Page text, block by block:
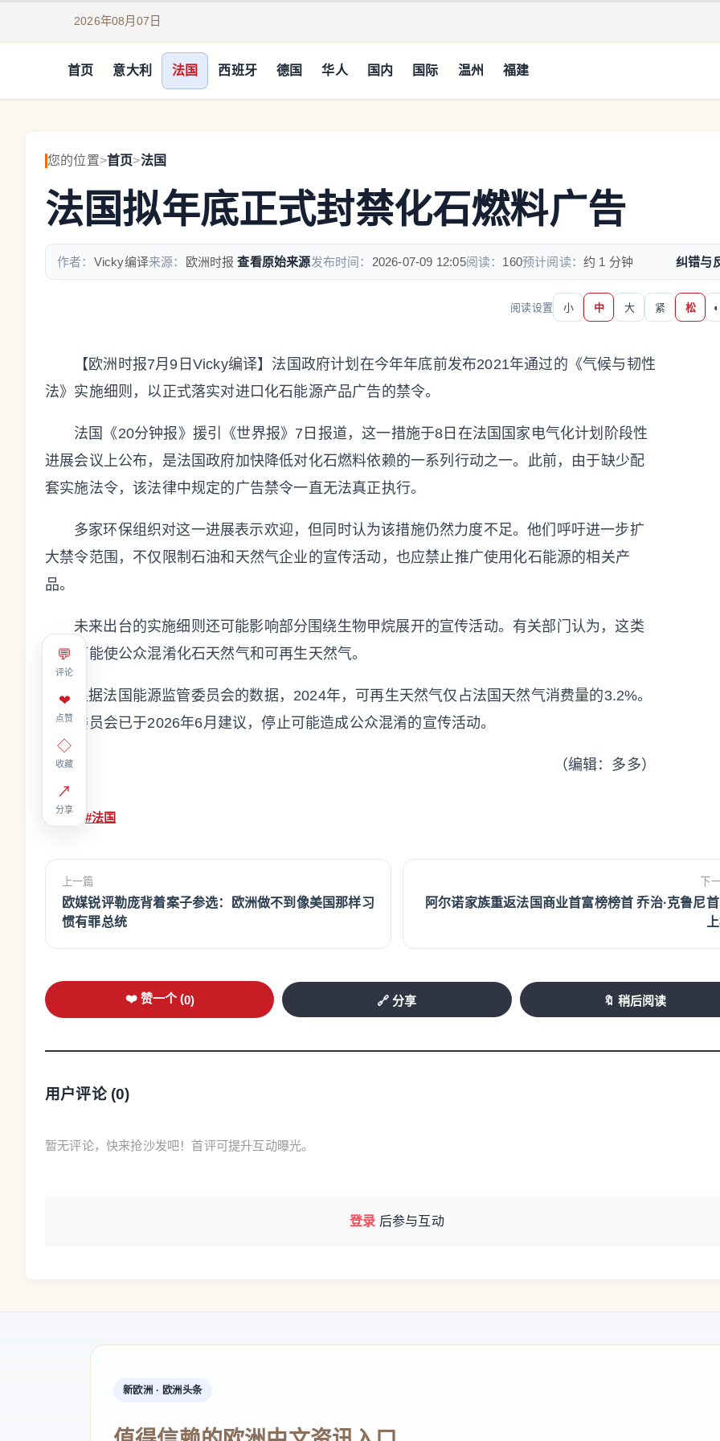
2026年08月07日
首页 意大利 法国 西班牙 德国 华人 国内 国际 温州 福建
您的位置>首页>法国
法国拟年底正式封禁化石燃料广告
作者： Vicky编译来源： 欧洲时报 查看原始来源发布时间： 2026-07-09 12:05阅读： 160预计阅读：约 1 分钟 纠错与
阅读设置 小 中 大 紧 松 ◐
💬
评论
❤
点赞
◇
收藏
↗
分享
【欧洲时报7月9日Vicky编译】法国政府计划在今年年底前发布2021年通过的《气候与韧性
法》实施细则，以正式落实对进口化石能源产品广告的禁令。
法国《20分钟报》援引《世界报》7日报道，这一措施于8日在法国国家电气化计划阶段性
进展会议上公布，是法国政府加快降低对化石燃料依赖的一系列行动之一。此前，由于缺少配
套实施法令，该法律中规定的广告禁令一直无法真正执行。
多家环保组织对这一进展表示欢迎，但同时认为该措施仍然力度不足。他们呼吁进一步扩
大禁令范围，不仅限制石油和天然气企业的宣传活动，也应禁止推广使用化石能源的相关产
品。
未来出台的实施细则还可能影响部分围绕生物甲烷展开的宣传活动。有关部门认为，这类
宣传可能使公众混淆化石天然气和可再生天然气。
根据法国能源监管委员会的数据，2024年，可再生天然气仅占法国天然气消费量的3.2%。
但该委员会已于2026年6月建议，停止可能造成公众混淆的宣传活动。
（编辑：多多）
标签： #法国
上一篇
欧媒锐评勒庞背着案子参选：欧洲做不到像美国那样习
惯有罪总统
下
阿尔诺家族重返法国商业首富榜榜首 乔治·克鲁尼
❤️ 赞一个 (0) 🔗 分享 🔖 稍后阅读
用户评论 (0)
暂无评论，快来抢沙发吧！首评可提升互动曝光。
登录 后参与互动
新欧洲 · 欧洲头条